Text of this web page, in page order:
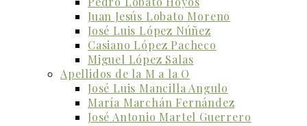
Juan Jesús Lobato Moreno
José Luis López Núñez
Casiano López Pacheco
Miguel López Salas
Apellidos de la M a la O
José Luis Mancilla Angulo
María Marchán Fernández
José Antonio Martel Guerrero